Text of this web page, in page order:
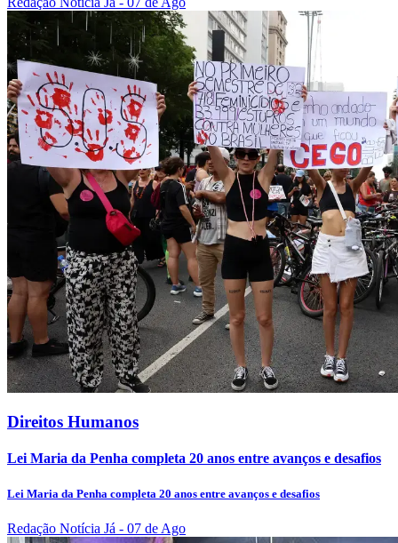
Direitos Humanos
Lei Maria da Penha completa 20 anos entre avanços e desafios
Lei Maria da Penha completa 20 anos entre avanços e desafios
Redação Notícia Já - 07 de Ago